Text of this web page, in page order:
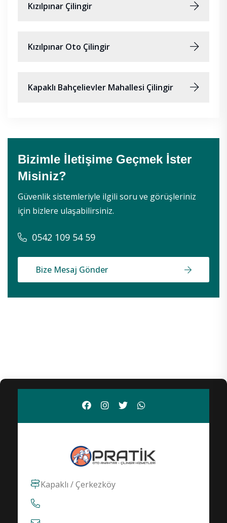
Kızılpınar Çilingir
Kızılpınar Oto Çilingir
Kapaklı Bahçelievler Mahallesi Çilingir
Bizimle İletişime Geçmek İster
Misiniz?
Güvenlik sistemleriyle ilgili soru ve görüşleriniz
için bizlere ulaşabilirsiniz.
0542 109 54 59
Bize Mesaj Gönder
Kapaklı / Çerkezköy